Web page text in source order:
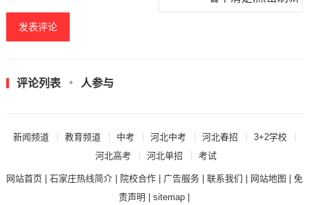
评论列表 人参与
新闻频道 教育频道 中考 河北中考 河北春招
3+2学校
河北高考
河北单招 考试
网站首页| 石家庄热线简介| 院校合作| 广告服务| 联系我们 网站地图
免
责声明
|sitemap